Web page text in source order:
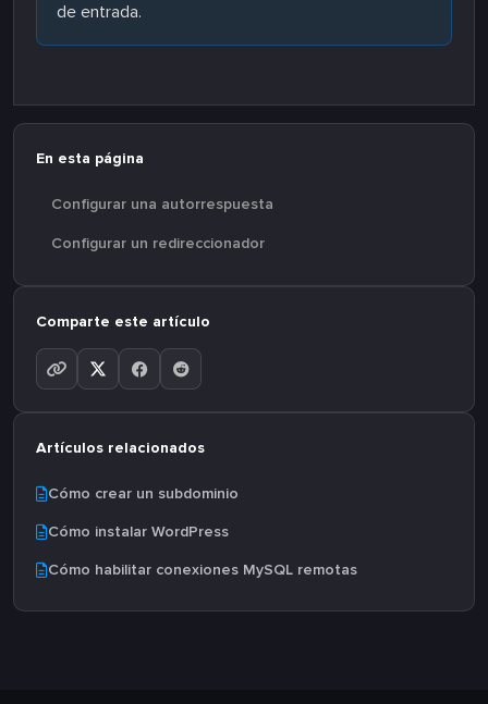
de entrada.
En esta página
Configurar una autorrespuesta
Configurar un redireccionador
Comparte este artículo
Artículos relacionados
Cómo crear un subdominio
Cómo instalar WordPress
Cómo habilitar conexiones MySQL remotas